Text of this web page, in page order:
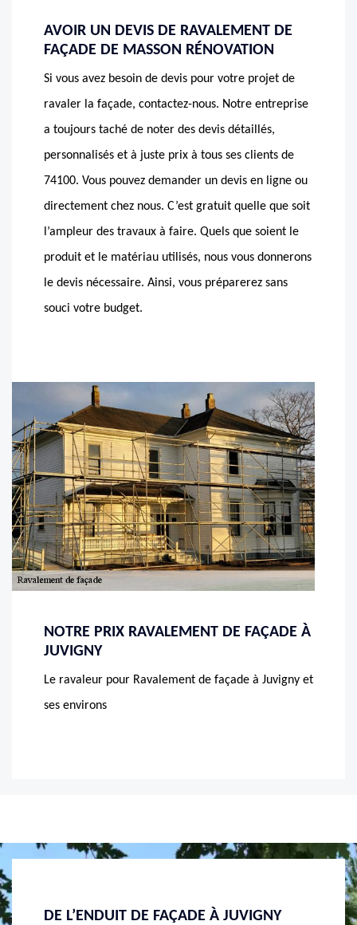
AVOIR UN DEVIS DE RAVALEMENT DE
FAÇADE DE MASSON RÉNOVATION
Si vous avez besoin de devis pour votre projet de
ravaler la façade, contactez-nous. Notre entreprise
a toujours taché de noter des devis détaillés,
personnalisés et à juste prix à tous ses clients de
74100. Vous pouvez demander un devis en ligne ou
directement chez nous. C’est gratuit quelle que soit
l’ampleur des travaux à faire. Quels que soient le
produit et le matériau utilisés, nous vous donnerons
le devis nécessaire. Ainsi, vous préparerez sans
souci votre budget.
NOTRE PRIX RAVALEMENT DE FAÇADE À
JUVIGNY
Le ravaleur pour Ravalement de façade à Juvigny et
ses environs
LE RAVALEMENT MURET À JUVIGNY PAR